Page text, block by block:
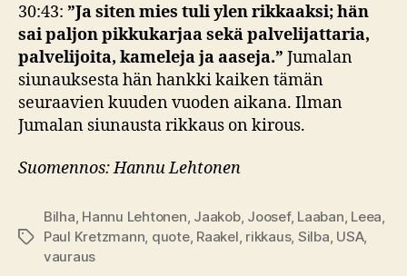
30:43: ”Ja siten mies tuli ylen rikkaaksi; hän
sai paljon pikkukarjaa sekä palvelijattaria,
palvelijoita, kameleja ja aaseja.” Jumalan
siunauksesta hän hankki kaiken tämän
seuraavien kuuden vuoden aikana. Ilman
Jumalan siunausta rikkaus on kirous.
Suomennos: Hannu Lehtonen
Avainsanat
Bilha, Hannu Lehtonen, Jaakob, Joosef, Laaban, Leea,
Paul Kretzmann, quote, Raakel, rikkaus, Silba, USA,
vauraus